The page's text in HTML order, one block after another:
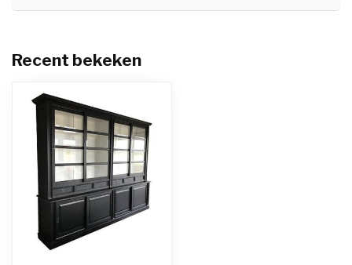
Recent bekeken